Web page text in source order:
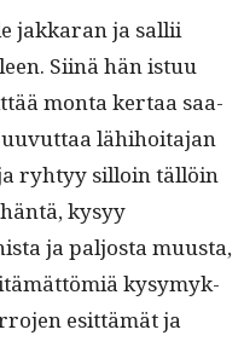
jakkaran ja sal­lii
Siinä hän istuu
mon­ta ker­taa saa­
uuvut­taa lähi­hoita­jan
ryhtyy sil­loin täl­löin
kysyy
ja paljos­ta muus­ta,
kysymyk­
esit­tämät ja